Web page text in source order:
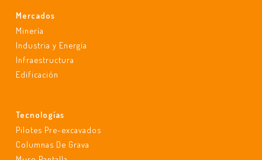
Mercados
Minería
Industria y Energía
Infraestructura
Edificación
Tecnologías
Pilotes Pre-excavados
Columnas De Grava